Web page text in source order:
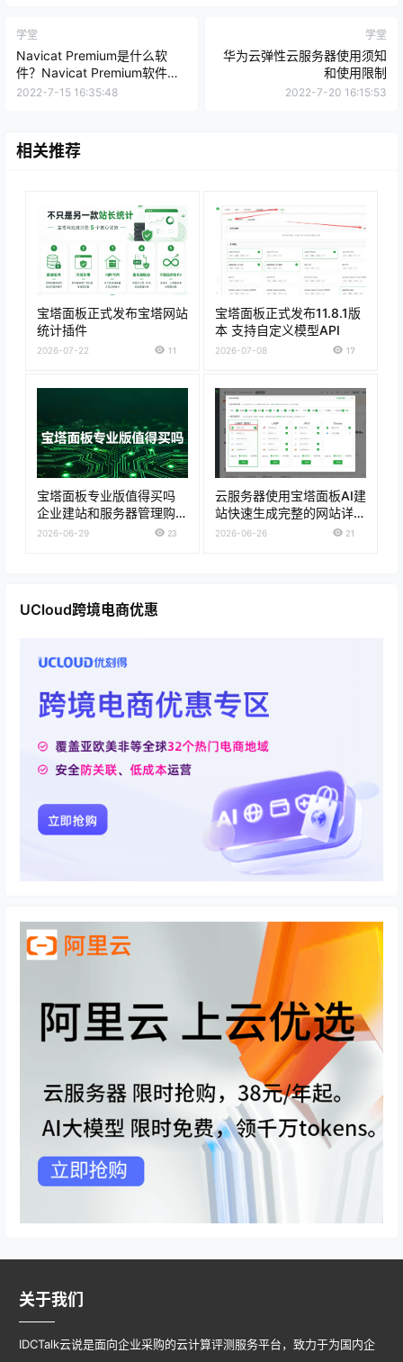
学堂
Navicat Premium是什么软
件？Navicat Premium软件介
绍
2022-7-15 16:35:48
学堂
华为云弹性云服务器使用须知
和使用限制
2022-7-20 16:15:53
相关推荐
宝塔面板正式发布宝塔网站
统计插件
2026-07-22 11
宝塔面板正式发布11.8.1版
本 支持自定义模型API
2026-07-08 17
宝塔面板专业版值得买吗
企业建站和服务器管理购买
建议
2026-06-29 23
云服务器使用宝塔面板AI建
站快速生成完整的网站详细
教程
2026-06-26 21
UCloud跨境电商优惠
关于我们
IDCTalk云说是面向企业采购的云计算评测服务平台，致力于为国内企